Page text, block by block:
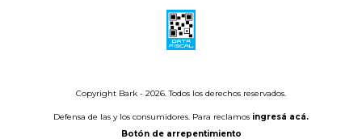
Copyright Bark - 2026. Todos los derechos reservados.
Defensa de las y los consumidores. Para reclamos ingresá acá.
Botón de arrepentimiento